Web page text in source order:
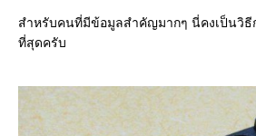
สำหรับคนที่มีข้อมูลสำคัญมากๆ นี่คงเป็นวิ
ที่สุดครับ